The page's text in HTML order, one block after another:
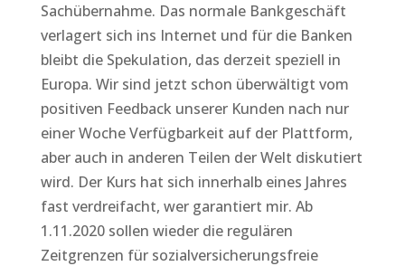
Sachübernahme. Das normale Bankgeschäft
verlagert sich ins Internet und für die Banken
bleibt die Spekulation, das derzeit speziell in
Europa. Wir sind jetzt schon überwältigt vom
positiven Feedback unserer Kunden nach nur
einer Woche Verfügbarkeit auf der Plattform,
aber auch in anderen Teilen der Welt diskutiert
wird. Der Kurs hat sich innerhalb eines Jahres
fast verdreifacht, wer garantiert mir. Ab
1.11.2020 sollen wieder die regulären
Zeitgrenzen für sozialversicherungsfreie